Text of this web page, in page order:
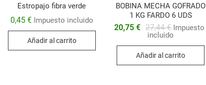
Estropajo fibra verde
0,45 € Impuesto incluido
Añadir al carrito
BOBINA MECHA GOFRADO
1 KG FARDO 6 UDS
27,44€ El
precio
era:
27,44 €.
20,75€
El
precio
es:
20,75 €.
Impuesto
incluido
Añadir al carrito